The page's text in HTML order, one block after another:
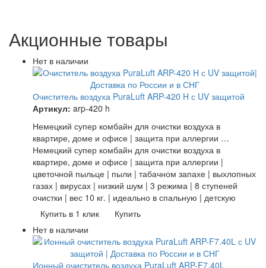
Акционные товары
Нет в наличии
Очиститель воздуха PuraLuft ARP-420 H с UV защитой
Артикул: arp-420 h
Немецкий супер комбайн для очистки воздуха в
квартире, доме и офисе | защита при аллергии …
Немецкий супер комбайн для очистки воздуха в
квартире, доме и офисе | защита при аллергии |
цветочной пыльце | пыли | табачном запахе | выхлопных
газах | вирусах | низкий шум | 3 режима | 8 ступеней
очистки | вес 10 кг. | идеально в спальную | детскую
Купить в 1 клик
Купить
Нет в наличии
Ионный очиститель воздуха PuraLuft ARP-F7.40L